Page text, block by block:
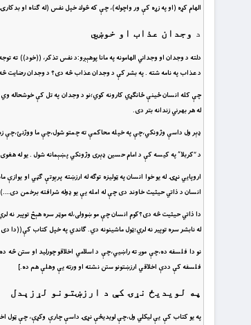
الهام كړه (او په زړه کې ور واچوله)، چې كه څوك خپل نفس (له ګناه او
د وجدان عذاب او خوښي
دلته د وجدان او وجداني الهامونه په مانا پوهېږو:د نفس تذکر، ((خود))
د عذاب په نامه شته . په بشر کې د وجدان عذاب څه دى؟ د وجدان رضايت
چې کله انسان ځينې ځانګړي کارونه کوي؛نو د وجدان په تل کې خوشحاله
له هر بهرني زندانه بتر دى.
ډېر ول داسې وژونکي،چې په خپله محاکمې ته چمتو شول،چې ما
د “کربلا” په کيسه کې د امام حسين ډېرى وژونکي پښېمانه شول . يو له
اروپايي نړۍ له يو خوا انسان په ټوليزه توګه له ارزښته پرېوتې ګڼي او
انسان د ذاتي حيثيث خاوند دى چې له امله يې يو ډوله شرافته برخمن
دا ذاتي حيثيت څه دى؟کوم انسان چې مو ښوولى،له موټر سره هېڅ توپير نه
له نابشر سره توپير نه لري؛ټول ماشينونه دي. ګاندي په خپل کتاب کې((دا
نو دا فلسفه ده،چې موږ ته راښيي،چې د اسلامي اخلاقو چورليد او ستن څه
فلسفه کې ددې اخلاقي ارزښتونو ستن نشته او ورته يې وهلې هم ده.]
په لويديځ نړۍ کې د ارزښتونو لړزېدل
په يو کتاب کې يې ليکلي ول،چې لويديځې نړۍ داسې چارې وکړې، چې ټول